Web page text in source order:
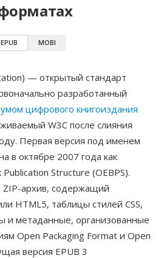
EPUB MOBI
— открытый стандарт
разработанный
цифрового книгоиздания
W3C после слияния
Первая версия под именем
в октябре 2007 года как
Structure (OEBPS).
архив, содержащий
HTML5, таблицы стилей CSS,
и метаданные, организованные
Open Packaging Format и Open
версия EPUB 3